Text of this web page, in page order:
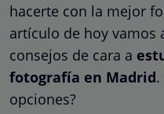
hacerte con la mejor
artículo de hoy vamos
consejos de cara a
fotografía en Madrid
opciones?